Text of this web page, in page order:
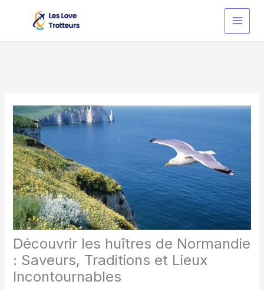
Découvrir les huîtres de Normandie
: Saveurs, Traditions et Lieux
Incontournables